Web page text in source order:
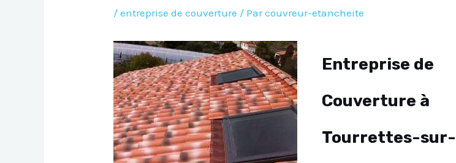
/entreprise de couverture / Parcouvreur-etancheite
Entreprise de
Couverture à
Tourrettes-sur-